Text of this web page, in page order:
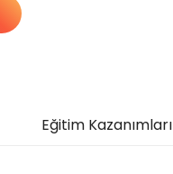
Eğitim Kazanımları